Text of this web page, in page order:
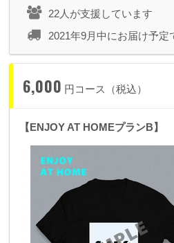
22人が支援しています
2021年9月中にお届け予定
6,000 円コース（税込）
【ENJOY AT HOMEプランB】